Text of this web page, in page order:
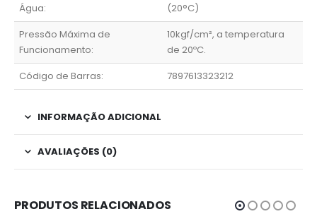
Água:
(20°C)
Pressão Máxima de
Funcionamento:
10kgf/cm², a temperatura
de 20ºC.
Código de Barras:
7897613323212
INFORMAÇÃO ADICIONAL
AVALIAÇÕES (0)
PRODUTOS RELACIONADOS